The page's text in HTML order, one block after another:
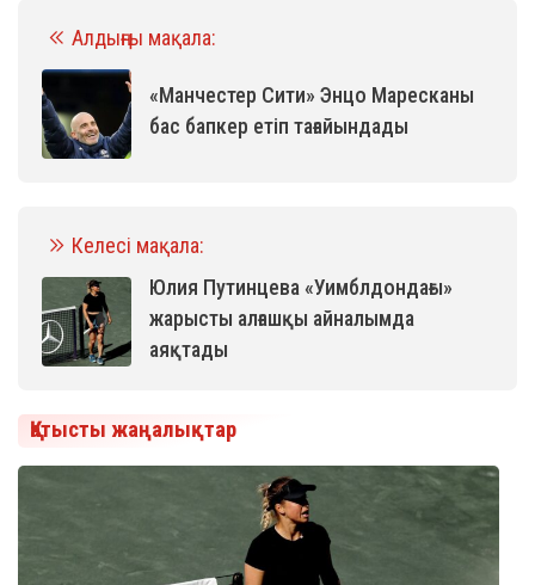
Алдыңғы мақала:
«Манчестер Сити» Энцо Маресканы
бас бапкер етіп тағайындады
Келесі мақала:
Юлия Путинцева «Уимблдондағы»
жарысты алғашқы айналымда
аяқтады
Қатысты жаңалықтар